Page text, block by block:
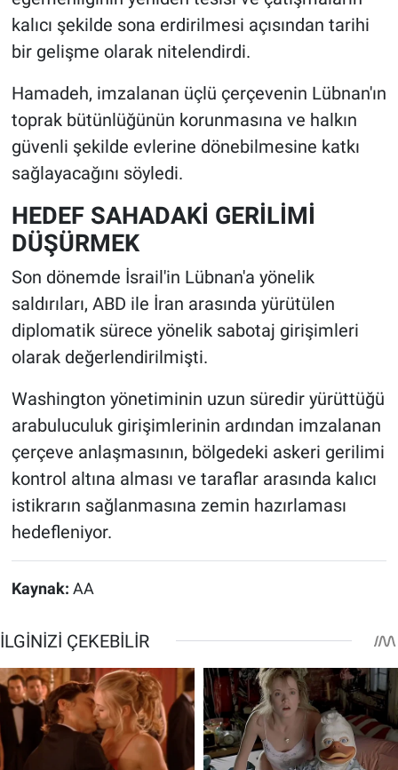
kalıcı şekilde sona erdirilmesi açısından tarihi
bir gelişme olarak nitelendirdi.
Hamadeh, imzalanan üçlü çerçevenin Lübnan'ın
toprak bütünlüğünün korunmasına ve halkın
güvenli şekilde evlerine dönebilmesine katkı
sağlayacağını söyledi.
HEDEF SAHADAKİ GERİLİMİ
DÜŞÜRMEK
Son dönemde İsrail'in Lübnan'a yönelik
saldırıları, ABD ile İran arasında yürütülen
diplomatik sürece yönelik sabotaj girişimleri
olarak değerlendirilmişti.
Washington yönetiminin uzun süredir yürüttüğü
arabuluculuk girişimlerinin ardından imzalanan
çerçeve anlaşmasının, bölgedeki askeri gerilimi
kontrol altına alması ve taraflar arasında kalıcı
istikrarın sağlanmasına zemin hazırlaması
hedefleniyor.
Kaynak: AA